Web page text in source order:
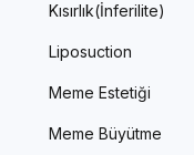
Kısırlık(İnferilite)
Liposuction
Meme Estetiği
Meme Büyütme